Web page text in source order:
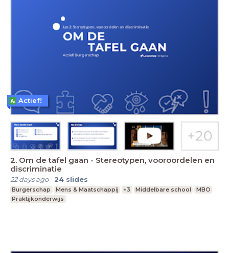
2. Om de tafel gaan - Stereotypen, vooroordelen en
discriminatie
22 days ago- 24 slides
Burgerschap Mens & Maatschappij +3 Middelbare school
MBO
Praktijkonderwijs
Actief!